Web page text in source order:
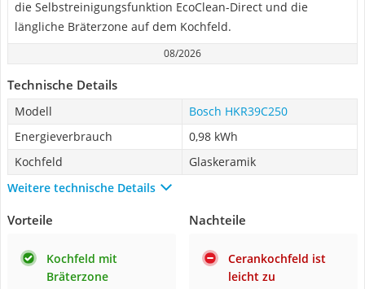
die Selbstreinigungsfunktion EcoClean-Direct und die
längliche Bräterzone auf dem Kochfeld.
08/2026
Technische Details
Modell
Bosch HKR39C250
Energieverbrauch
0,98 kWh
Kochfeld
Glaskeramik
Weitere technische Details
Vorteile
Kochfeld mit
Bräterzone
Nachteile
Cerankochfeld ist
leicht zu